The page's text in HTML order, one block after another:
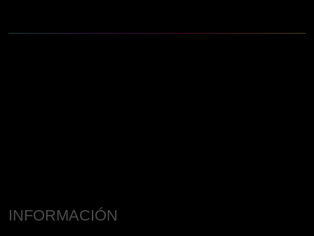
INFORMACIÓN